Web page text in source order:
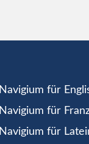
Navigium für
Navigium für
Navigium für